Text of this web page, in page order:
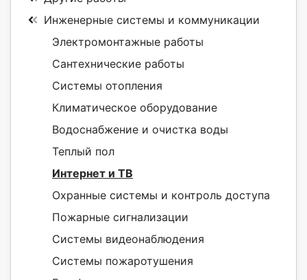
Инженерные системы и коммуникации
Электромонтажные работы
Сантехнические работы
Системы отопления
Климатическое оборудование
Водоснабжение и очистка воды
Теплый пол
Интернет и ТВ
Охранные системы и контроль доступа
Пожарные сигнализации
Системы видеонаблюдения
Системы пожаротушения